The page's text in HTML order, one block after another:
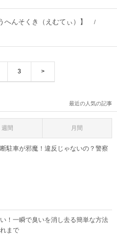
んそくき（えむてぃ）】
/
3 >
最近の人気の記事
週間 月間
駐車が邪魔！違反じゃないの？警察
！一瞬で臭いを消し去る簡単な方法
まで